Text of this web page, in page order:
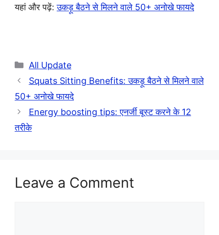
यहां और पढ़ें:उकड़ू बैठने से मिलने वाले 50+ अनोखे फायदे
Categories
All Update
Squats Sitting Benefits: उकड़ू बैठने से मिलने वाले
50+ अनोखे फायदे
Energy boosting tips: एनर्जी बूस्ट करने के 12
तरीके
Leave a Comment